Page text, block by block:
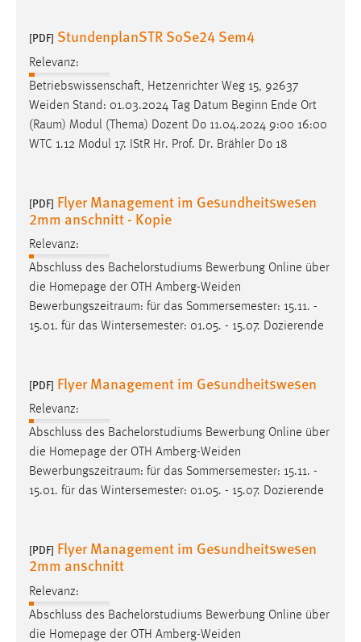
[PDF] StundenplanSTR SoSe24 Sem4
Relevanz:
Betriebswissenschaft, Hetzenrichter Weg 15, 92637
Weiden Stand: 01.03.2024 Tag Datum Beginn Ende Ort
(Raum) Modul (Thema) Dozent Do 11.04.2024 9:00 16:00
WTC 1.12 Modul 17. IStR Hr. Prof. Dr. Brähler Do 18
[PDF] Flyer Management im Gesundheitswesen
2mm anschnitt - Kopie
Relevanz:
Abschluss des Bachelorstudiums Bewerbung Online über
die Homepage der OTH Amberg-Weiden
Bewerbungszeitraum: für das Sommersemester: 15.11. -
15.01. für das Wintersemester: 01.05. - 15.07. Dozierende
[PDF] Flyer Management im Gesundheitswesen
Relevanz:
Abschluss des Bachelorstudiums Bewerbung Online über
die Homepage der OTH Amberg-Weiden
Bewerbungszeitraum: für das Sommersemester: 15.11. -
15.01. für das Wintersemester: 01.05. - 15.07. Dozierende
[PDF] Flyer Management im Gesundheitswesen
2mm anschnitt
Relevanz:
Abschluss des Bachelorstudiums Bewerbung Online über
die Homepage der OTH Amberg-Weiden
Name:
MibewSessionID, MIBEW_UserID, mibew_locale, mibew-
chat-frame-style-5e9dbeb1811c0446
Zweck:
Cookie Laufzeit:
MibewSessionID, mibew-chat-frame-style-
5e9dbeb1811c0446 = Sitzungslaufzeit, mibew_locale = 3
Jahre, MIBEW_UserID = 1 Jahr
Login
Name:
Zweck:
Dieser Cookie ist notwendig um sich an der Website
einloggen zu können.
Cookie Laufzeit:
24 Stunden
Statistik Cookies erfassen Informationen anonym.
Diese Informationen helfen uns zu verstehen, wie
Matomo